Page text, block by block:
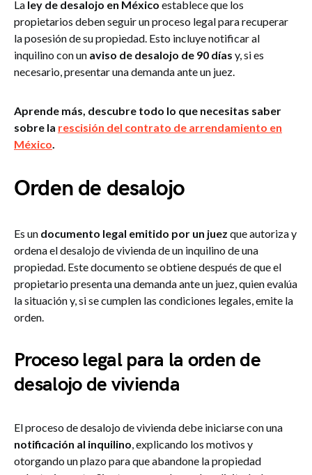
La ley de desalojo en México establece que los
propietarios deben seguir un proceso legal para recuperar
la posesión de su propiedad. Esto incluye notificar al
inquilino con un aviso de desalojo de 90 días y, si es
necesario, presentar una demanda ante un juez.
Aprende más, descubre todo lo que necesitas saber
sobre la rescisión del contrato de arrendamiento en
México.
Orden de desalojo
Es un documento legal emitido por un juez que autoriza y
ordena el desalojo de vivienda de un inquilino de una
propiedad. Este documento se obtiene después de que el
propietario presenta una demanda ante un juez, quien evalúa
la situación y, si se cumplen las condiciones legales, emite la
orden.
Proceso legal para la orden de
desalojo de vivienda
El proceso de desalojo de vivienda debe iniciarse con una
notificación al inquilino, explicando los motivos y
otorgando un plazo para que abandone la propiedad